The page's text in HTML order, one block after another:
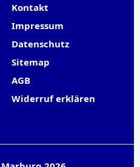
Kontakt
Impressum
Datenschutz
Sitemap
AGB
Widerruf erklären